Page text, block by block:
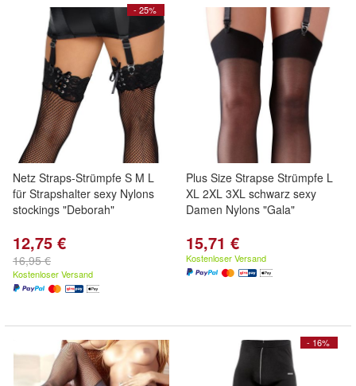
- 25%
Netz Straps-Strümpfe S M L
für Strapshalter sexy Nylons
stockings "Deborah"
12,75 €
16,95 €
Kostenloser Versand
Plus Size Strapse Strümpfe L
XL 2XL 3XL schwarz sexy
Damen Nylons "Gala"
15,71 €
Kostenloser Versand
- 16%